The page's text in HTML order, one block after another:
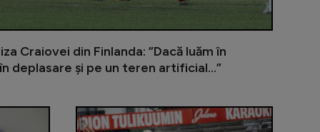
Craiovei din Finlanda: ”Dacă luăm în
deplasare și pe un teren artificial...”
conduceau la pauză, dar au făcut o a doua
Universitatea Craiova și CFR Cluj și-au aflat
KuPS -